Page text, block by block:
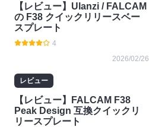
【レビュー】Ulanzi / FALCAM
の F38 クイックリリースベー
スプレート
4
2026/02/26
レビュー
【レビュー】FALCAM F38
Peak Design 互換クイックリ
リースプレート